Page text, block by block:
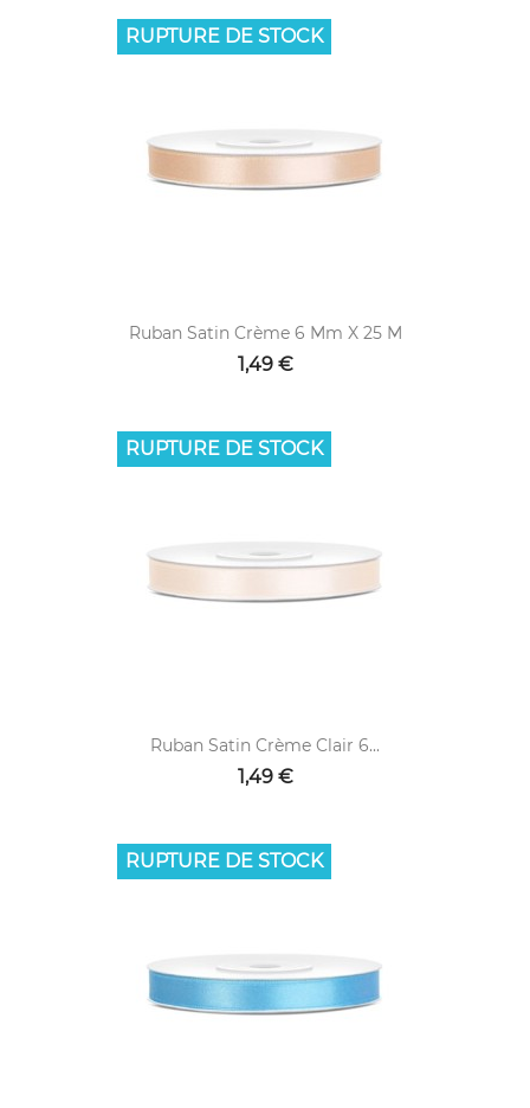
Ruban Satin Crème 6 Mm X 25 M
1,49 €
RUPTURE DE STOCK
Ruban Satin Crème Clair 6...
1,49 €
RUPTURE DE STOCK
RUPTURE DE STOCK